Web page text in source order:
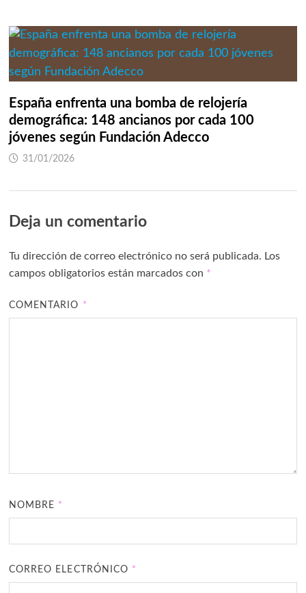
España enfrenta una bomba de relojería
demográfica: 148 ancianos por cada 100
jóvenes según Fundación Adecco
31/01/2026
Deja un comentario
Tu dirección de correo electrónico no será publicada. Los
campos obligatorios están marcados con *
COMENTARIO *
NOMBRE *
CORREO ELECTRÓNICO *